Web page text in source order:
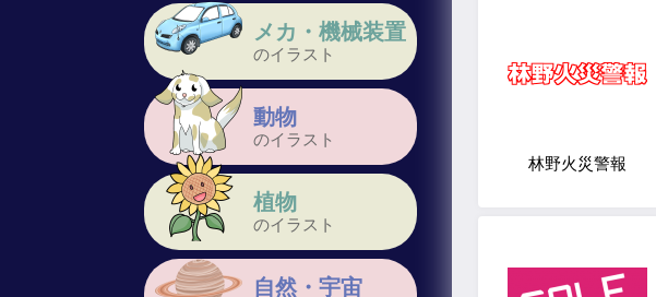
メカ・機械装置
のイラスト
動物
のイラスト
植物
のイラスト
自然・宇宙
林野火災警報